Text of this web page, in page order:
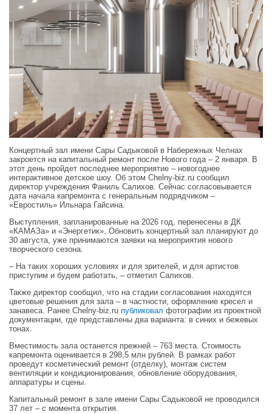
Концертный зал имени Сары Садыковой в Набережных Челнах
закроется на капитальный ремонт после Нового года – 2 января. В
этот день пройдет последнее мероприятие – новогоднее
интерактивное детское шоу. Об этом Chelny‑biz.ru сообщил
директор учреждения Фаниль Салихов. Сейчас согласовывается
дата начала капремонта с генеральным подрядчиком –
«Евростиль» Ильнара Гайсина.
Выступления, запланированные на 2026 год, перенесены в ДК
«КАМАЗа» и «Энергетик». Обновить концертный зал планируют до
30 августа, уже принимаются заявки на мероприятия нового
творческого сезона.
– На таких хороших условиях и для зрителей, и для артистов
приступим и будем работать, – отметил Салихов.
Также директор сообщил, что на стадии согласования находятся
цветовые решения для зала – в частности, оформление кресел и
занавеса. Ранее Chelny‑biz.ru публиковал фотографии из проектной
документации, где представлены два варианта: в синих и бежевых
тонах.
Вместимость зала останется прежней – 763 места. Стоимость
капремонта оценивается в 298,5 млн рублей. В рамках работ
проведут косметический ремонт (отделку), монтаж систем
вентиляции и кондиционирования, обновление оборудования,
аппаратуры и сцены.
Капитальный ремонт в зале имени Сары Садыковой не проводился
37 лет – с момента открытия.